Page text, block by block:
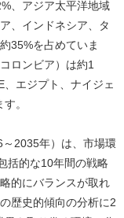
、アジア太平洋地域
、インドネシア、タ
35%を占めていま
ロンビア）は約1
エジプト、ナイジェ
。
2035年）は、市場環
括的な10年間の戦略
的にバランスが取れ
歴史的傾向の分析に2